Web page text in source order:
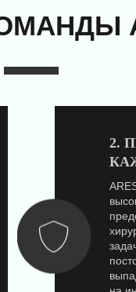
2.